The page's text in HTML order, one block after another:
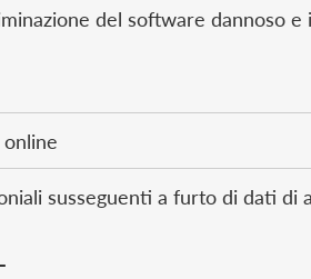
del software dannoso
susseguenti a furto di dati di